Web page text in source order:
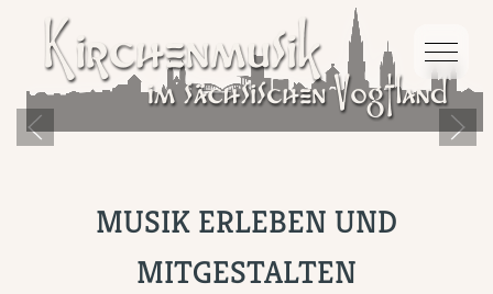
Mobile
MUSIK ERLEBEN UND
MITGESTALTEN